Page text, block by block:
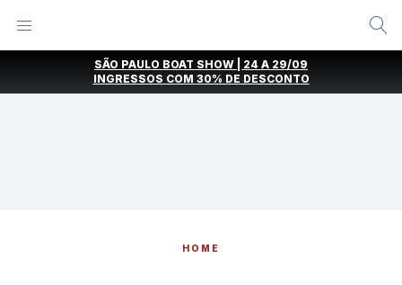
SÃO PAULO BOAT SHOW | 24 A 29/09
INGRESSOS COM 30% DE DESCONTO
HOME